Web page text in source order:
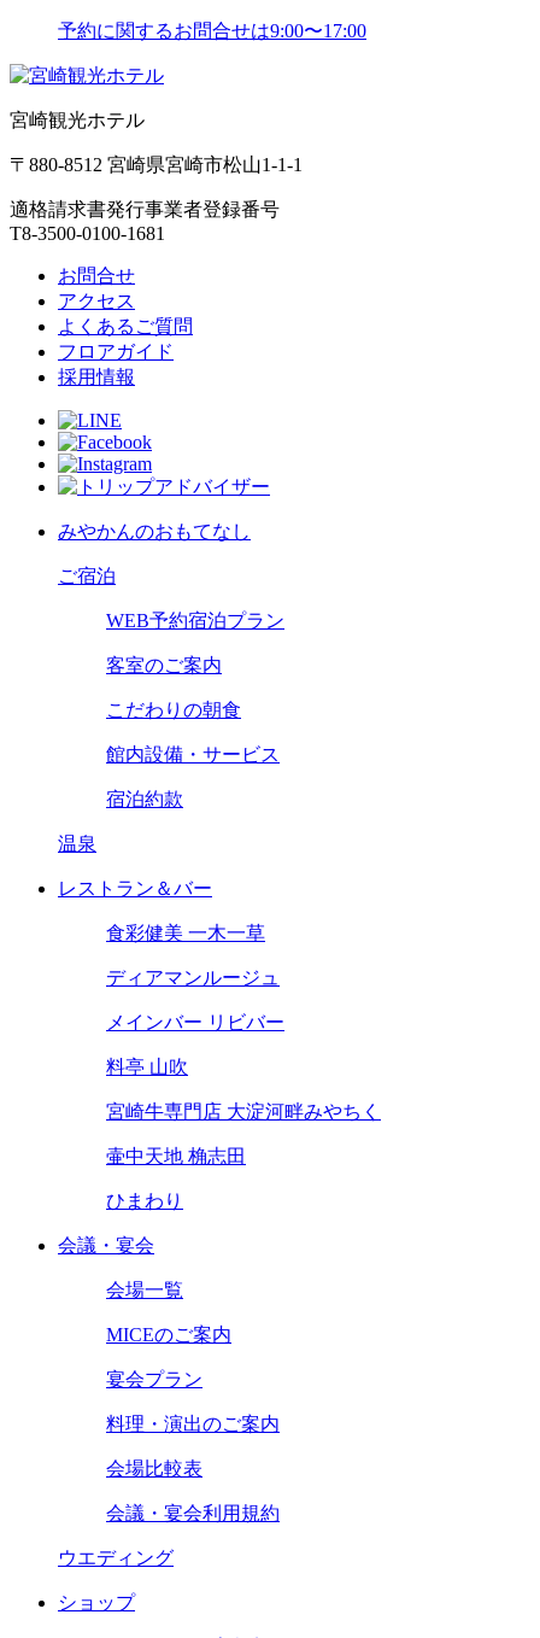
予約に関するお問合せは9:00〜17:00
宮崎観光ホテル
〒880-8512 宮崎県宮崎市松山1-1-1
適格請求書発行事業者登録番号
T8-3500-0100-1681
お問合せ
アクセス
よくあるご質問
フロアガイド
採用情報
みやかんのおもてなし
ご宿泊
WEB予約宿泊プラン
客室のご案内
こだわりの朝食
館内設備・サービス
宿泊約款
温泉
レストラン＆バー
食彩健美 一木一草
ディアマンルージュ
メインバー リビバー
料亭 山吹
宮崎牛専門店 大淀河畔みやちく
壷中天地 桷志田
ひまわり
会議・宴会
会場一覧
MICEのご案内
宴会プラン
料理・演出のご案内
会場比較表
会議・宴会利用規約
ウエディング
ショップ